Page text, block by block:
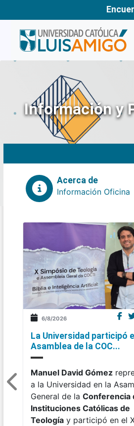
Información y
Acerca de
Información Oficina
6/8/2026
La Universidad participó
Asamblea de la COC...
Manuel David Gómez
a la Universidad en la
General de la Conferencia
Instituciones Católicas de
Teología y participó en el